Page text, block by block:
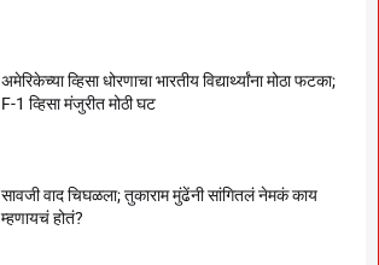
अमेरिकेच्या व्हिसा धोरणाचा भारतीय विद्यार्थ्यांना मोठा फटका;
F-1 व्हिसा मंजुरीत मोठी घट
सावजी वाद चिघळला; तुकाराम मुंढेंनी सांगितलं नेमकं काय
म्हणायचं होतं?